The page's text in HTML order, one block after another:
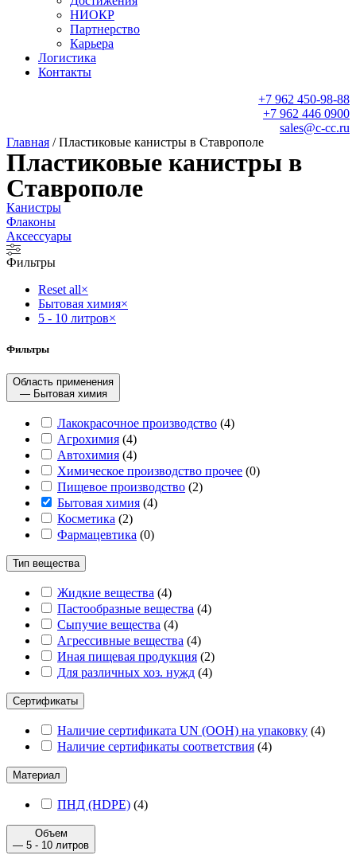
НИОКР
Партнерство
Карьера
Логистика
Контакты
+7 962 450-98-88
+7 962 446 0900
sales@c-cc.ru
Главная / Пластиковые канистры в Ставрополе
Пластиковые канистры в
Ставрополе
Канистры
Флаконы
Аксессуары
Фильтры
Reset all×
Бытовая химия×
5 - 10 литров×
Фильтры
Область применения
— Бытовая химия
Лакокрасочное производство (4)
Агрохимия (4)
Автохимия (4)
Химическое производство прочее (0)
Пищевое производство (2)
Бытовая химия (4)
Косметика (2)
Фармацевтика (0)
Тип вещества
Жидкие вещества (4)
Пастообразные вещества (4)
Сыпучие вещества (4)
Агрессивные вещества (4)
Иная пищевая продукция (2)
Для различных хоз. нужд (4)
Сертификаты
Наличие сертификата UN (ООН) на упаковку (4)
Наличие сертификаты соответствия (4)
Материал
ПНД (HDPE) (4)
Объем
— 5 - 10 литров